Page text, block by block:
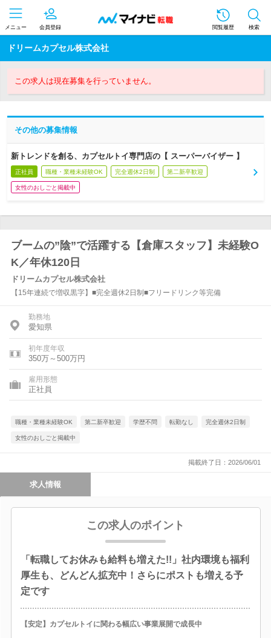
メニュー 会員登録 閲覧履歴 検索
ドリームカプセル株式会社
この求人は現在募集を行っていません。
その他の募集情報
新トレンドを創る、カプセルトイ専門店の【 スーパーバイザー 】
正社員 職種・業種未経験OK 完全週休2日制 第二新卒歓迎
女性のおしごと掲載中
ブームの”陰”で活躍する【倉庫スタッフ】未経験O
K／年休120日
ドリームカプセル株式会社
【15年連続で増収黒字】■完全週休2日制■フリードリンク等完備
勤務地
愛知県
初年度年収
350万～500万円
雇用形態
正社員
職種・業種未経験OK 第二新卒歓迎 学歴不問 転勤なし 完全週休2日制
女性のおしごと掲載中
掲載終了日：2026/06/01
求人情報
この求人のポイント
「転職してお休みも給料も増えた!!」社内環境も福利
厚生も、どんどん拡充中！さらにポストも増える予
定です
【安定】カプセルトイに関わる幅広い事業展開で成長中